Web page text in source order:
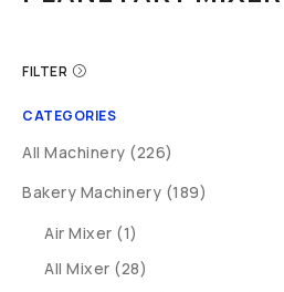
FILTER
CATEGORIES
All Machinery (226)
Bakery Machinery (189)
Air Mixer (1)
All Mixer (28)